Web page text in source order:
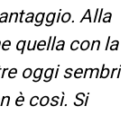
Alla
quella con la
oggi sembri
è così. Si